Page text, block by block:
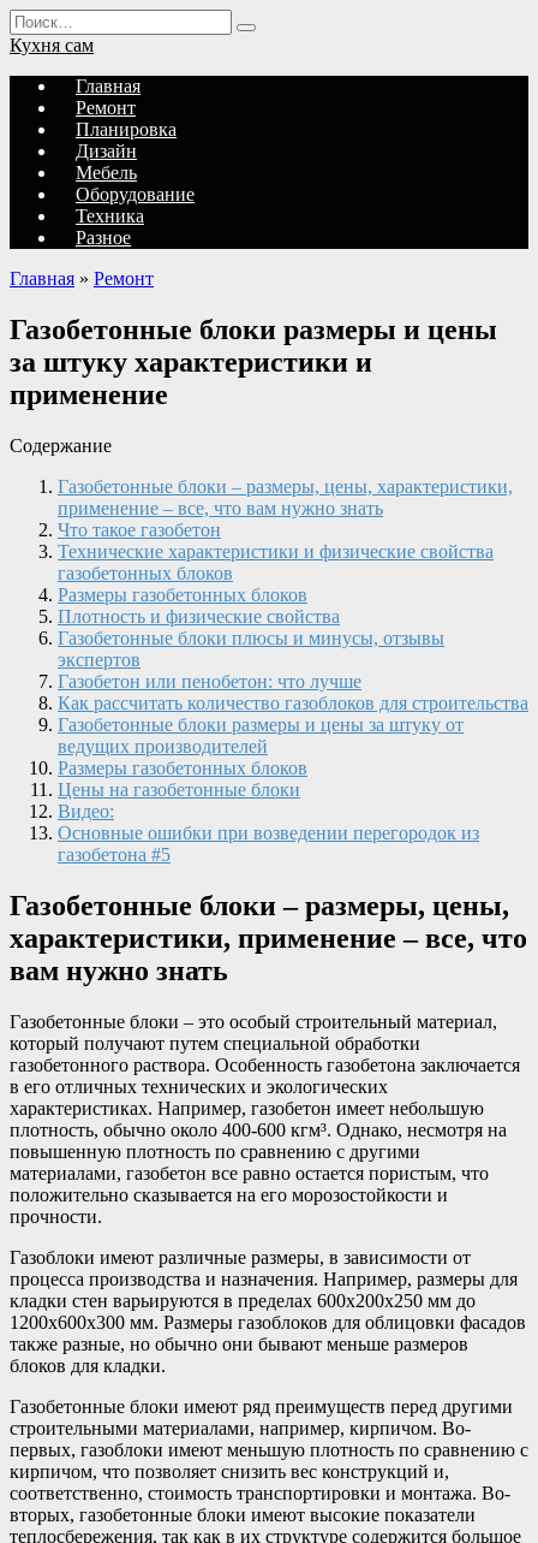
Перейти
к
содержанию
Search
for:
Кухня сам
Главная
Ремонт
Планировка
Дизайн
Мебель
Оборудование
Техника
Разное
Главная » Ремонт
Газобетонные блоки размеры и цены
за штуку характеристики и
применение
Содержание
Газобетонные блоки – размеры, цены, характеристики,
применение – все, что вам нужно знать
Что такое газобетон
Технические характеристики и физические свойства
газобетонных блоков
Размеры газобетонных блоков
Плотность и физические свойства
Газобетонные блоки плюсы и минусы, отзывы
экспертов
Газобетон или пенобетон: что лучше
Как рассчитать количество газоблоков для строительства
Газобетонные блоки размеры и цены за штуку от
ведущих производителей
Размеры газобетонных блоков
Цены на газобетонные блоки
Видео:
Основные ошибки при возведении перегородок из
газобетона #5
Газобетонные блоки – размеры, цены,
характеристики, применение – все, что
вам нужно знать
Газобетонные блоки – это особый строительный материал,
который получают путем специальной обработки
газобетонного раствора. Особенность газобетона заключается
в его отличных технических и экологических
характеристиках. Например, газобетон имеет небольшую
плотность, обычно около 400-600 кгм³. Однако, несмотря на
повышенную плотность по сравнению с другими
материалами, газобетон все равно остается пористым, что
положительно сказывается на его морозостойкости и
прочности.
Газоблоки имеют различные размеры, в зависимости от
процесса производства и назначения. Например, размеры для
кладки стен варьируются в пределах 600х200х250 мм до
1200х600х300 мм. Размеры газоблоков для облицовки фасадов
также разные, но обычно они бывают меньше размеров
блоков для кладки.
Газобетонные блоки имеют ряд преимуществ перед другими
строительными материалами, например, кирпичом. Во-
первых, газоблоки имеют меньшую плотность по сравнению с
кирпичом, что позволяет снизить вес конструкций и,
соответственно, стоимость транспортировки и монтажа. Во-
вторых, газобетонные блоки имеют высокие показатели
теплосбережения, так как в их структуре содержится большое